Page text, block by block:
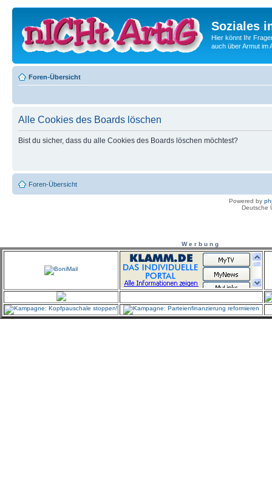
Soziales
Hier könnt Ihr
auch über Armut im
Foren-Übersicht
Alle Cookies des Boards löschen
Bist du sicher, dass du alle Cookies des Boards löschen möchtest?
Foren-Übersicht
Powered by
Deutsche
W e r b u n g